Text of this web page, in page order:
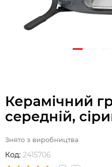
Керамічний
середній,
Знято з виробництва
Код: 2415706